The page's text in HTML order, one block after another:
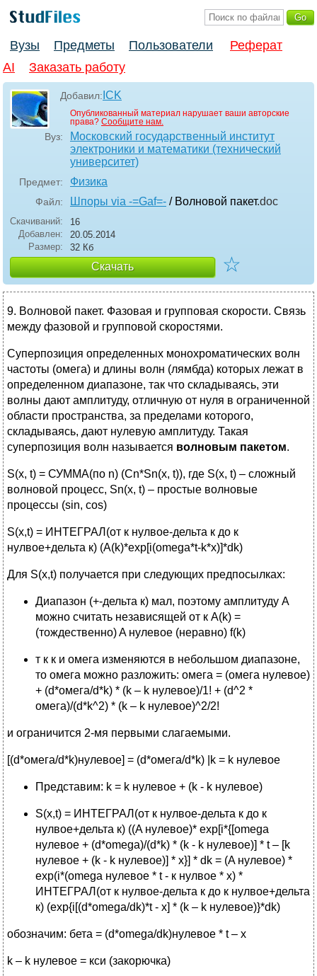
Вузы Предметы Пользователи
Реферат
AI
Заказать работу
Добавил: ICK
Опубликованный материал нарушает ваши авторские
права? Сообщите нам.
Вуз:
Московский государственный институт
электроники и математики (технический
университет)
Предмет: Физика
Файл: Шпоры via -=Gaf=- / Волновой пакет.doc
Скачиваний:
16
Добавлен:
20.05.2014
Размер:
32 Кб
Скачать ☆
9. Волновой пакет. Фазовая и групповая скорости. Связь
между фазовой и групповой скоростями.
Суперпозиция определенных монохроматических волн
частоты (омега) и длины волн (лямбда) которых лежат в
определенном диапазоне, так что складываясь, эти
волны дают амплитуду, отличную от нуля в ограниченной
области пространства, за пределами которого,
складываясь, дают нулевую амплитуду. Такая
суперпозиция волн называется волновым пакетом.
S(x, t) = СУММА(по n) (Cn*Sn(x, t)), где S(x, t) – сложный
волновой процесс, Sn(x, t) – простые волновые
процессы (sin, cos)
S(x,t) = ИНТЕГРАЛ(от к нулвое-дельта к до к
нулвое+дельта к) (A(k)*exp[i(omega*t-k*x)]*dk)
Для S(x,t) получается при следующих предпосылках:
Диапазон (+-дельта к) мал, поэтому амплитуду А
можно считать независящей от к A(k) =
(тождественно) A нулевое (неравно) f(k)
т к к и омега изменяются в небольшом диапазоне,
то омега можно разложить: омега = (омега нулевое)
+ (d*омега/d*k) * (k – k нулевое)/1! + (d^2 *
омега)/(d*k^2) * (k – k нулевое)^2/2!
и ограничится 2-мя первыми слагаемыми.
[(d*омега/d*k)нулевое] = (d*омега/d*k) |k = k нулевое
Представим: k = k нулевое + (k - k нулевое)
S(x,t) = ИНТЕГРАЛ(от к нулвое-дельта к до к
нулвое+дельта к) ((A нулевое)* exp[i*{[omega
нулевое + (d*omega)/(d*k) * (k - k нулевое)] * t – [k
нулевое + (k - k нулевое)] * x}] * dk = (A нулевое) *
exp(i*(omega нулевое * t - к нулвое * x) *
ИНТЕГРАЛ(от к нулвое-дельта к до к нулвое+дельта
к) (exp{i[(d*omega/dk)*t - x] * (k – k нулевое)}*dk)
обозначим: бета = (d*omega/dk)нулевое * t – x
k – k нулевое = кси (закорючка)